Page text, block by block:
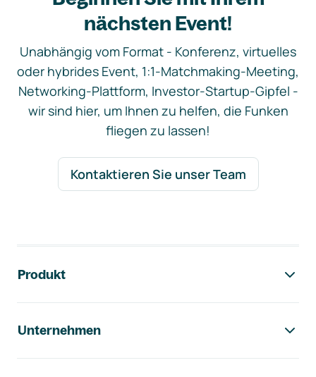
nächsten Event!
Unabhängig vom Format - Konferenz, virtuelles
oder hybrides Event, 1:1-Matchmaking-Meeting,
Networking-Plattform, Investor-Startup-Gipfel -
wir sind hier, um Ihnen zu helfen, die Funken
fliegen zu lassen!
Kontaktieren Sie unser Team
Produkt
Unternehmen